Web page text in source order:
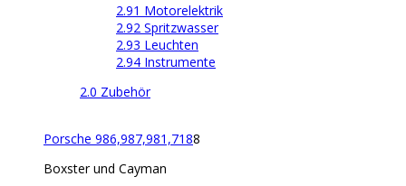
2.91 Motorelektrik
2.92 Spritzwasser
2.93 Leuchten
2.94 Instrumente
2.0 Zubehör
Porsche 986,987,981,7188
Boxster und Cayman